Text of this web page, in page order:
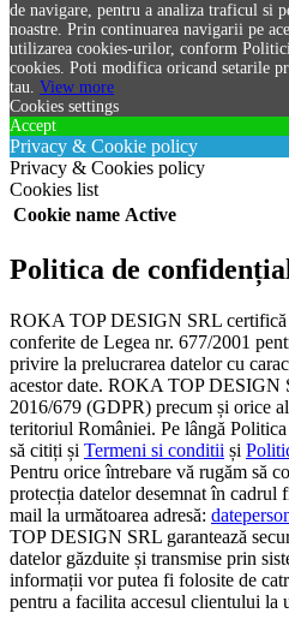
de navigare, pentru a analiza traficul si
noastre. Prin continuarea navigarii pe
utilizarea cookies-urilor, conform
cookies. Poti modifica oricand setarile
tau. View more
Cookies settings
Accept
Privacy & Cookie policy
Privacy & Cookies policy
Cookies list
Cookie name Active
Politica de
ROKA TOP DESIGN SRL certifică
conferite de Legea nr. 677/2001
privire la prelucrarea datelor cu
acestor date. ROKA TOP DESIGN
2016/679 (GDPR) precum și orice
teritoriul României. Pe lângă
să citiți și Termeni si conditii și
Pentru orice întrebare vă rugăm să
protecția datelor desemnat în cadrul
mail la următoarea adresă:
TOP DESIGN SRL garantează
datelor găzduite și transmise prin
informații vor putea fi folosite de
pentru a facilita accesul clientului la